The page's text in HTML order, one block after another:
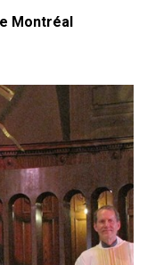
Montréal